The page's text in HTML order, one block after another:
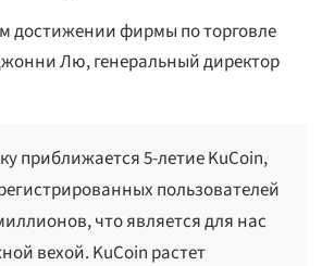
достижении фирмы по торговле
Лю, генеральный директор
приближается 5-летие KuCoin,
пользователей
что является для нас
вехой. KuCoin растет